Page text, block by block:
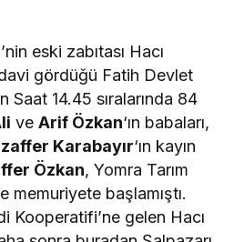
eski zabıtası Hacı
gördüğü Fatih Devlet
Saat 14.45 sıralarında 84
veArif Özkan‘ın babaları,
Karabayır‘ın kayın
Özkan, Yomra Tarım
memuriyete başlamıştı.
Kooperatifi’ne gelen Hacı